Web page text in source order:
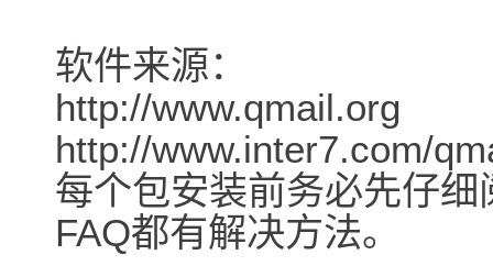
软件来源：
http://www.qmail.org
http://www.inter7.com/
每个包安装前务必先仔
FAQ都有解决方法。